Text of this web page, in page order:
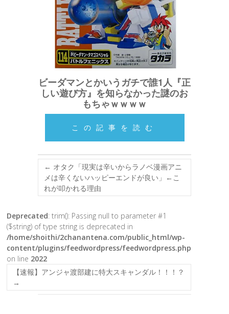
ビーダマンとかいうガチで誰1人『正
しい遊び方』を知らなかった謎のお
もちゃｗｗｗｗ
この記事を読む
← オタク「現実は辛いからラノベ漫画アニ
メは辛くないハッピーエンドが良い」←こ
れが叩かれる理由
Deprecated: trim(): Passing null to parameter #1
($string) of type string is deprecated in
/home/shoithi/2chanantena.com/public_html/wp-
content/plugins/feedwordpress/feedwordpress.php
on line 2022
【速報】アンジャ渡部建に特大スキャンダル！！！？
→